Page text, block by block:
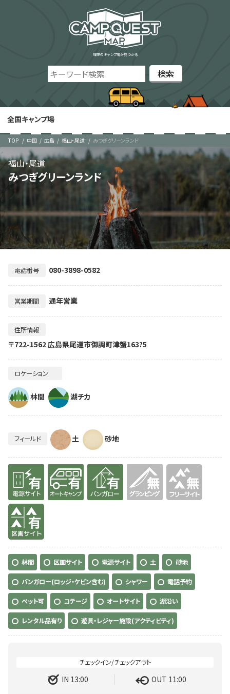
理想のキャンプ場が見つかる
全国キャンプ場
TOP 中国 広島 福山・尾道 みつぎグリーンランド
みつぎグリーンランド
福山・尾道
電話番号 080-3898-0582
営業期間 通年営業
住所情報
〒722-1562 広島県尾道市御調町津蟹163?5
ロケーション
林間 湖チカ
フィールド 土 砂地
有り 有り 有り
有り
林間 区画サイト 電源サイト 土 砂地
バンガロー(ロッジ・ケビン含む) シャワー 電話予約
ペット可 コテージ オートサイト 湖沿い
レンタル品有り 遊具・レジャー施設(アクティビティ)
IN 13:00 OUT 11:00